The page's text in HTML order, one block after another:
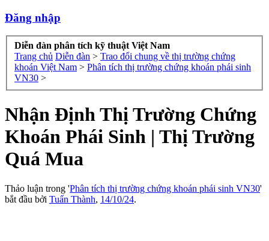
Đăng nhập
Diễn đàn phân tích kỹ thuật Việt Nam
Trang chủ Diễn đàn > Trao đổi chung về thị trường chứng
khoán Việt Nam > Phân tích thị trường chứng khoán phái sinh
VN30 >
Nhận Định Thị Trường Chứng
Khoán Phái Sinh | Thị Trường
Quá Mua
Thảo luận trong 'Phân tích thị trường chứng khoán phái sinh VN30'
bắt đầu bởi Tuấn Thành, 14/10/24.